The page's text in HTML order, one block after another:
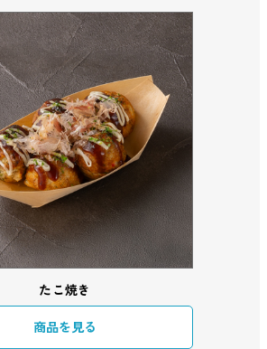
たこ焼き
商品を見る